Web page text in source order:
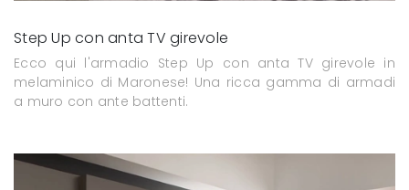
Step Up con anta TV girevole
Ecco qui l'armadio Step Up con anta TV girevole in
melaminico di Maronese! Una ricca gamma di armadi
a muro con ante battenti.